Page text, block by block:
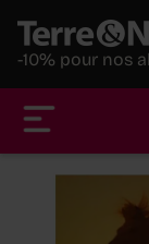
-10% pour nos